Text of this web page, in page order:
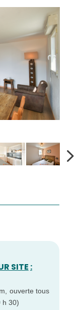
SITE :
ouverte tous
h 30)